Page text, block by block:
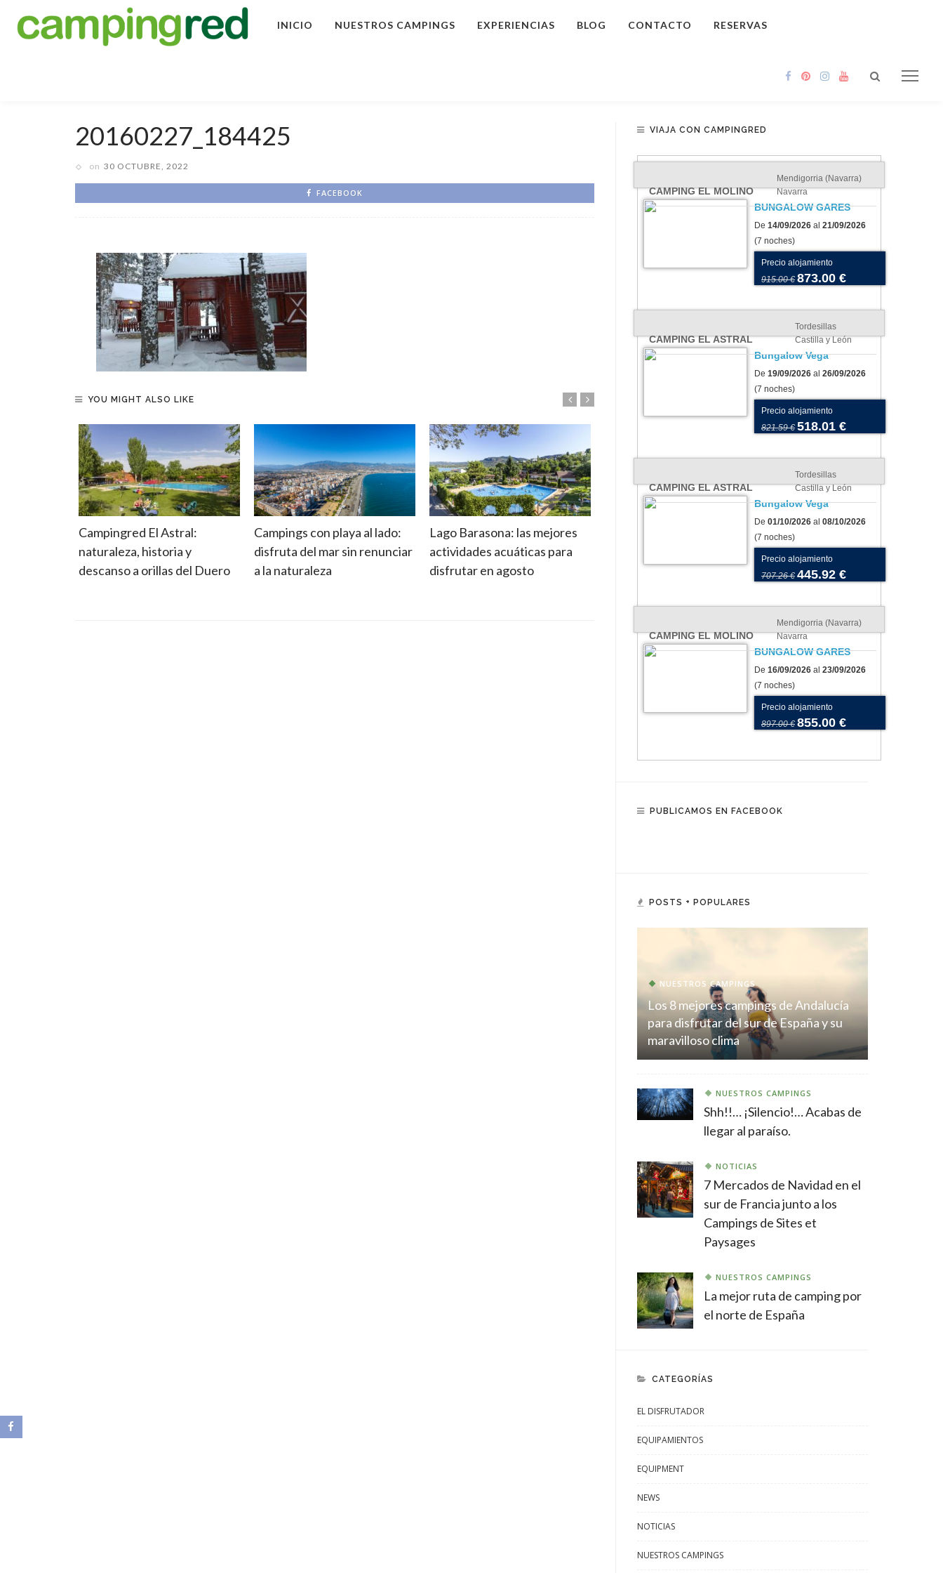
INICIO NUESTROS CAMPINGS EXPERIENCIAS BLOG CONTACTO RESERVAS
20160227_184425
on 30 OCTUBRE, 2022
FACEBOOK
YOU MIGHT ALSO LIKE
Campingred El Astral:
naturaleza, historia y
descanso a orillas del Duero
Campings con playa al lado:
disfruta del mar sin renunciar
a la naturaleza
Lago Barasona: las mejores
actividades acuáticas para
disfrutar en agosto
Camping en agosto: nuestra
establecimientos para unas
Suelos para tu tienda o
caravana: cómo elegir el más
adecuado para tu camping
VIAJA CON CAMPINGRED
CAMPING EL MOLINO
Mendigorria (Navarra)
Navarra
BUNGALOW GARES
De 14/09/2026 al 21/09/2026
(7 noches)
Precio alojamiento
915.00 € 873.00 €
CAMPING EL ASTRAL
Tordesillas
Castilla y León
Bungalow Vega
De 19/09/2026 al 26/09/2026
(7 noches)
Precio alojamiento
821.59 € 518.01 €
CAMPING EL ASTRAL
Tordesillas
Castilla y León
Bungalow Vega
De 01/10/2026 al 08/10/2026
(7 noches)
Precio alojamiento
707.26 € 445.92 €
CAMPING EL MOLINO
Mendigorria (Navarra)
Navarra
BUNGALOW GARES
De 16/09/2026 al 23/09/2026
(7 noches)
Precio alojamiento
897.00 € 855.00 €
PUBLICAMOS EN FACEBOOK
POSTS + POPULARES
NUESTROS CAMPINGS
Los 8 mejores campings de Andalucía
para disfrutar del sur de España y su
maravilloso clima
NUESTROS CAMPINGS
Shh!!… ¡Silencio!… Acabas de
llegar al paraíso.
NOTICIAS
7 Mercados de Navidad en el
sur de Francia junto a los
Campings de Sites et
Paysages
NUESTROS CAMPINGS
La mejor ruta de camping por
el norte de España
CATEGORÍAS
EL DISFRUTADOR
EQUIPAMIENTOS
EQUIPMENT
NEWS
NOTICIAS
NUESTROS CAMPINGS